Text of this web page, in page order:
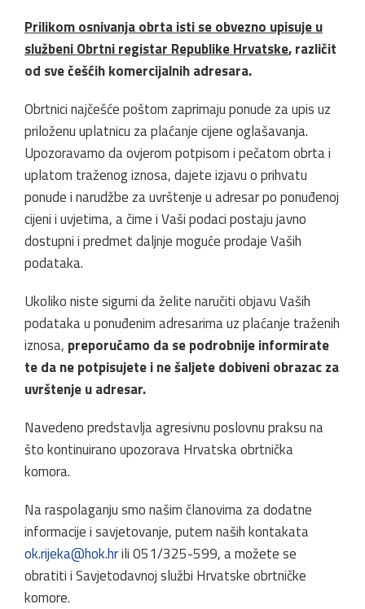
Prilikom osnivanja obrta isti se obvezno upisuje u
službeni Obrtni registar Republike Hrvatske, različit
od sve češćih komercijalnih adresara.
Obrtnici najčešće poštom zaprimaju ponude za upis uz
priloženu uplatnicu za plaćanje cijene oglašavanja.
Upozoravamo da ovjerom potpisom i pečatom obrta i
uplatom traženog iznosa, dajete izjavu o prihvatu
ponude i narudžbe za uvrštenje u adresar po ponuđenoj
cijeni i uvjetima, a čime i Vaši podaci postaju javno
dostupni i predmet daljnje moguće prodaje Vaših
podataka.
Ukoliko niste sigurni da želite naručiti objavu Vaših
podataka u ponuđenim adresarima uz plaćanje traženih
iznosa, preporučamo da se podrobnije informirate
te da ne potpisujete i ne šaljete dobiveni obrazac za
uvrštenje u adresar.
Navedeno predstavlja agresivnu poslovnu praksu na
što kontinuirano upozorava Hrvatska obrtnička
komora.
Na raspolaganju smo našim članovima za dodatne
informacije i savjetovanje, putem naših kontakata
ok.rijeka@hok.hrili 051/325-599, a možete se
obratiti i Savjetodavnoj službi Hrvatske obrtničke
komore.